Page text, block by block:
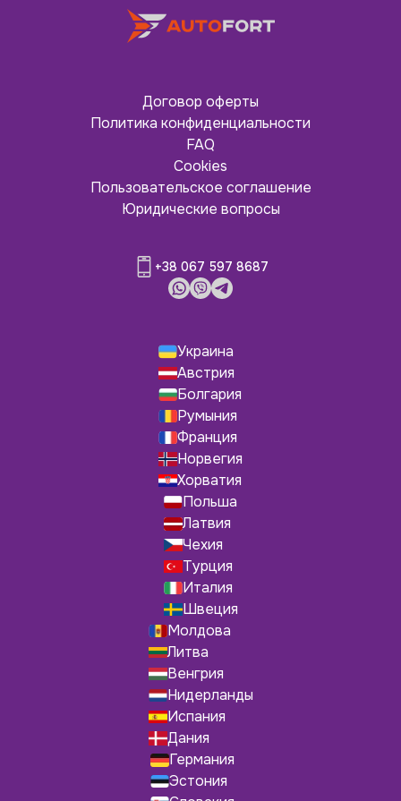
Договор оферты
Политика конфиденциальности
FAQ
Cookies
Пользовательское соглашение
Юридические вопросы
+38 067 597 8687
Украина
Австрия
Болгария
Румыния
Франция
Норвегия
Хорватия
Польша
Латвия
Чехия
Турция
Италия
Швеция
Молдова
Литва
Венгрия
Нидерланды
Испания
Дания
Германия
Эстония